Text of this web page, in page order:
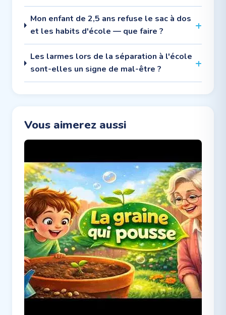
Mon enfant de 2,5 ans refuse le sac à dos
et les habits d'école — que faire ?
Les larmes lors de la séparation à l'école
sont-elles un signe de mal-être ?
Vous aimerez aussi